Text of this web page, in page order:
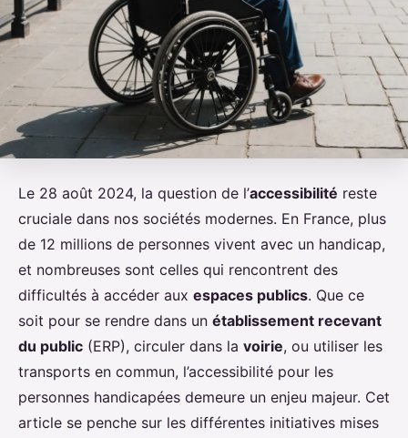
Le 28 août 2024, la question de l’accessibilité reste
cruciale dans nos sociétés modernes. En France, plus
de 12 millions de personnes vivent avec un handicap,
et nombreuses sont celles qui rencontrent des
difficultés à accéder aux espaces publics. Que ce
soit pour se rendre dans un établissement recevant
du public (ERP), circuler dans la voirie, ou utiliser les
transports en commun, l’accessibilité pour les
personnes handicapées demeure un enjeu majeur. Cet
article se penche sur les différentes initiatives mises